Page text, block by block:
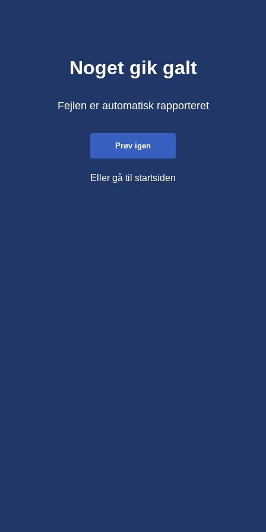
Noget gik galt
Fejlen er automatisk rapporteret
Prøv igen
Eller gå til startsiden